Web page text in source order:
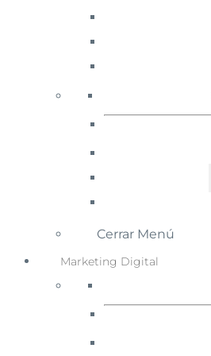
Cerrar Menú
Marketing Digital